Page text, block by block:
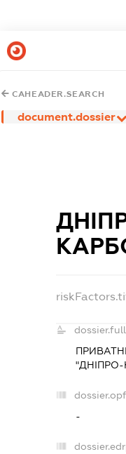
CAHEADER.SEARCH
document.dossier
-